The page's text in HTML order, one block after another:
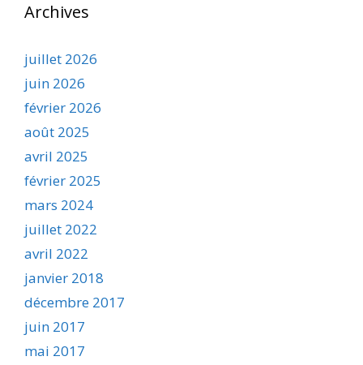
Archives
juillet 2026
juin 2026
février 2026
août 2025
avril 2025
février 2025
mars 2024
juillet 2022
avril 2022
janvier 2018
décembre 2017
juin 2017
mai 2017